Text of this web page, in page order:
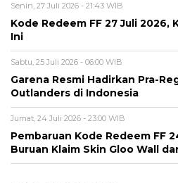
Senin, 27 Juli 2026 - 21:43 WIB
Kode Redeem FF 27 Juli 2026,
Ini
Sabtu, 25 Juli 2026 - 06:00 WIB
Garena Resmi Hadirkan Pra-
Outlanders di Indonesia
Jumat, 24 Juli 2026 - 23:00 WIB
Pembaruan Kode Redeem FF
Buruan Klaim Skin Gloo Wall